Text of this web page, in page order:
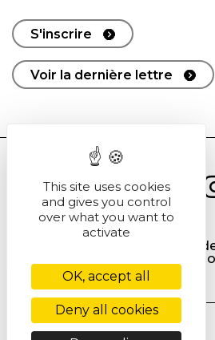
S'inscrire
Voir la dernière lettre
Politique
This site uses cookies
and gives you control
over what you want to
activate
OK, accept all
Deny all cookies